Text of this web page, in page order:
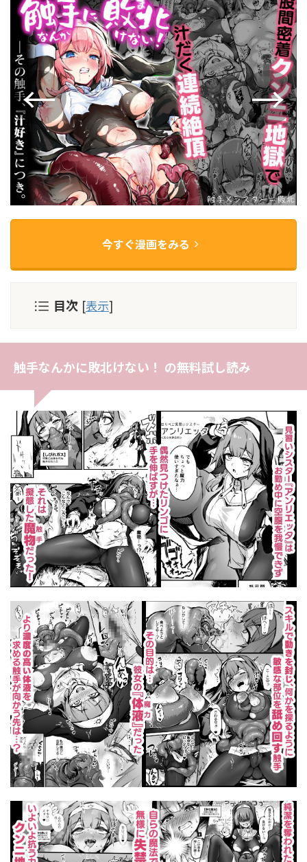
今すぐ漫画をみる
目次 [表示]
触手なんかに敗北けない！ の無料試し読み